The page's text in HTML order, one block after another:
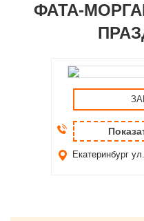
ФАТА-
Екатеринбург